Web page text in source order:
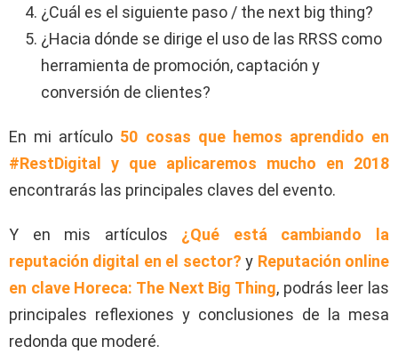
¿Cuál es el siguiente paso / the next big thing?
¿Hacia dónde se dirige el uso de las RRSS como
herramienta de promoción, captación y
conversión de clientes?
En mi artículo 50 cosas que hemos aprendido en
#RestDigital y que aplicaremos mucho en 2018
encontrarás las principales claves del evento.
Y en mis artículos ¿Qué está cambiando la
reputación digital en el sector? y Reputación online
en clave Horeca: The Next Big Thing, podrás leer las
principales reflexiones y conclusiones de la mesa
redonda que moderé.